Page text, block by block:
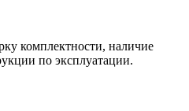
комплектности, наличие
по эксплуатации.